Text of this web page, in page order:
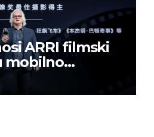
ARRI filmski
mobilno